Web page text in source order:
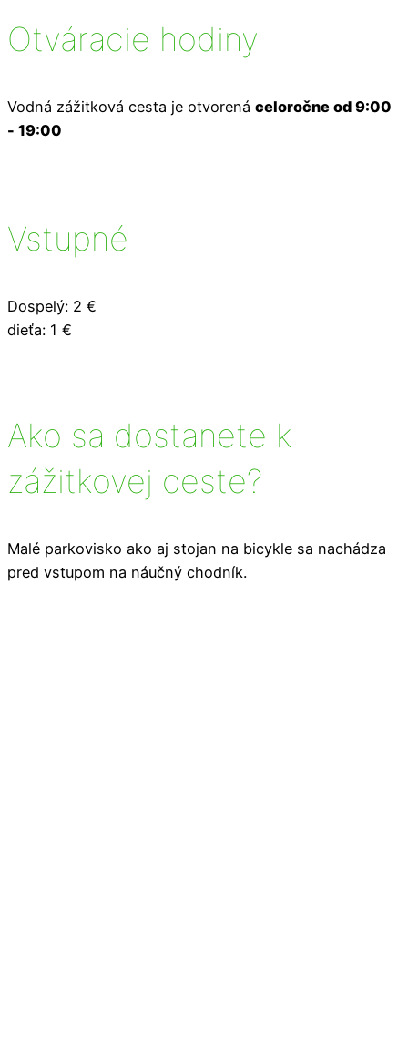
Otváracie hodiny
Vodná zážitková cesta je otvorená celoročne od 9:00
- 19:00
Vstupné
Dospelý: 2 €
dieťa: 1 €
Ako sa dostanete k
zážitkovej ceste?
Malé parkovisko ako aj stojan na bicykle sa nachádza
pred vstupom na náučný chodník.